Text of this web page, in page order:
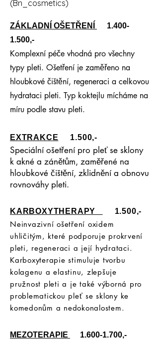
(Bn_cosmetics)
ZÁKLADNÍ OŠETŘENÍ
1.400-
1.500,-
Komplexní péče vhodná pro všechny
typy pleti. Ošetření je zaměřeno na
hloubkové čištění, regeneraci a celkovou
hydrataci pleti. Typ koktejlu mícháme na
míru podle stavu pleti.
EXTRAKCE 1.500,-
Speciální ošetření pro pleť se sklony
k akné a zánětům, zaměřené na
hloubkové čištění, zklidnění a obnovu
rovnováhy pleti.
KARBOXYTHERAPY 1.500,-
Neinvazivní ošetření oxidem
uhličitým, které podporuje prokrvení
pleti, regeneraci a její hydrataci.
Karboxyterapie stimuluje tvorbu
kolagenu a elastinu, zlepšuje
pružnost pleti a je také výborná pro
problematickou pleť se sklony ke
komedonům a nedokonalostem.
MEZOTERAPIE 1.600-1.700,-